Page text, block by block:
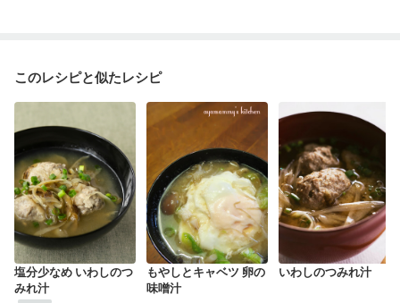
このレシピと似たレシピ
塩分少なめ いわしのつ
みれ汁
もやしとキャベツ 卵の
味噌汁
いわしのつみれ汁